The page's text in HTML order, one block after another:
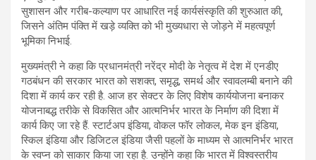
सुशासन और गरीब-कल्याण पर आधारित नई कार्यसंस्कृति की शुरुआत की,
जिसने अंतिम पंक्ति में खड़े व्यक्ति को भी मुख्यधारा से जोड़ने में महत्वपूर्ण
भूमिका निभाई.
मुख्यमंत्री ने कहा कि प्रधानमंत्री नरेंद्र मोदी के नेतृत्व में देश में एनडीए
गठबंधन की सरकार भारत को सशक्त, समृद्ध, समर्थ और स्वावलम्बी बनाने की
दिशा में कार्य कर रही है. आज हर सेक्टर के लिए विशेष कार्ययोजना बनाकर
योजनाबद्ध तरीके से विकसित और आत्मनिर्भर भारत के निर्माण की दिशा में
कार्य किए जा रहे हैं. स्टार्टअप इंडिया, वोकल फॉर लोकल, मेक इन इंडिया,
स्किल इंडिया और डिजिटल इंडिया जैसी पहलों के माध्यम से आत्मनिर्भर भारत
के स्वप्न को साकार किया जा रहा है. उन्होंने कहा कि भारत में विश्वस्तरीय